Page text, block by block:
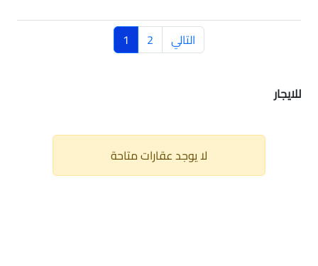
1 2 التالي
للايجار
لا يوجد عقارات متاحة